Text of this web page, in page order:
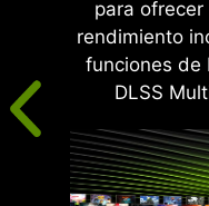
para
rendimiento
funciones de
DLSS